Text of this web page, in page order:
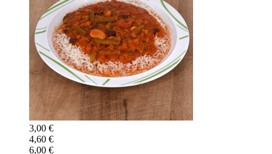
3,00 €
4,60 €
6,00 €